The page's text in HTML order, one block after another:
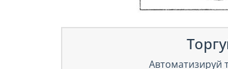
Автоматизируй